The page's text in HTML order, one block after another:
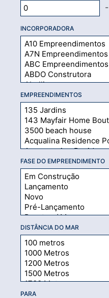
-
INCORPORADORA
EMPREENDIMENTOS
FASE DO EMPREENDIMENTO
DISTÂNCIA DO MAR
PARA